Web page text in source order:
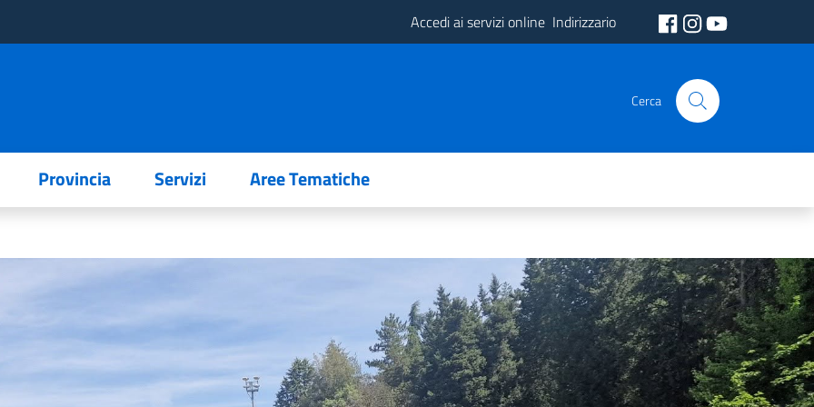
Accedi ai servizi online Indirizzario
Cerca
Provincia Servizi Aree Tematiche